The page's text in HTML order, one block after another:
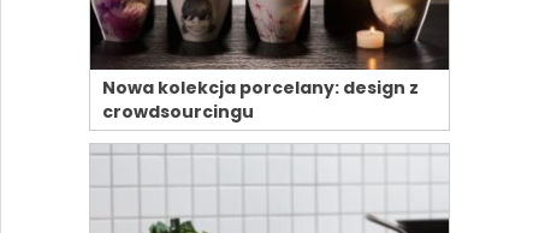
Nowa kolekcja porcelany: design z
crowdsourcingu